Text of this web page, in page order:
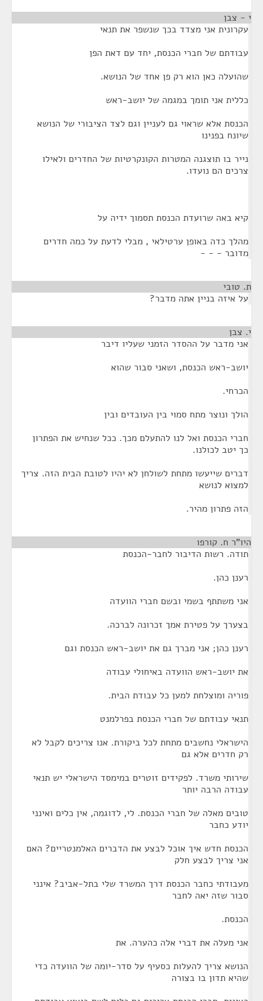
י - צבן
עקרונית אני מצדד בכך שנשפר את תנאי
עבודתם של חברי הכנסת, יחד עם דאת הפן
שהועלה כאן הוא רק פן אחד של הנושא.
כללית אני תומך במגמה של יושב-ראש
הכנסת אלא שראוי גם לעניין וגם לצד הציבורי של הנושא
שיונח בפנינו
נייר בו תוצגנה המטרות הקונקרטיות של החדרים ולאילו
צרכים הם נועדו.
קיא באה שרועדת הכנסת תסמוך ידיה על
מהלך כדה באופן ערטילאי , מבלי לדעת על כמה חדרים
מדובר - - -
ת. טובי
על איזה בניין אתה מדבר?
י. צבן
אני מדבר על ההסדר הזמני שעליו דיבר
יושב-ראש הכנסת, ושאני סבור שהוא
הכרחי.
הולך ונוצר מתח סמוי בין העובדים ובין
חברי הכנסת ואל לנו להתעלם מכך. ככל שנחיש את הפתרון
כך יטב לכולנו.
דברים שייעשו מתחת לשולחן לא יהיו לטובת הבית הזה. צריך
למצוא לנושא
הזה פתרון מהיר.
היו"ר ח. קורפו
תודה. רשות הדיבור לחבר-הכנסת
רענן כהן.
אני משתתף בשמי ובשם חברי הוועדה
בצערך על פטירת אמך זכרונה לברכה.
רענן כהן; אני מברך גם את יושב-ראש הכנסת וגם
את יושב-ראש הוועדה באיחולי עבודה
פוריה ומוצלחת למען כל עבודת הבית.
תנאי עבודתם של חברי הכנסת בפרלמנט
הישראלי נחשבים מתחת לכל ביקורת. אנו צריכים לקבל לא
רק חדרים אלא גם
שירותי משרד. לפקידים זוטרים במימסד הישראלי יש תנאי
עבודה הרבה יותר
טובים מאלה של חברי הכנסת. לי, לדוגמה, אין כלים ואינני
יודע כחבר
הכנסת חדש איך אוכל לבצע את הדברים האלמנטריים? האם
אני צריך לבצע חלק
מעבודתי כחבר הכנסת דרך המשרד שלי בתל-אביב? אינני
סבור שזה יאה לחבר
הכנסת.
אני מעלה את דברי אלה כהערה. את
הנושא צריך להעלות כסעיף על סדר-יומה של הוועדה כדי
שהיא תדון בו בצורה